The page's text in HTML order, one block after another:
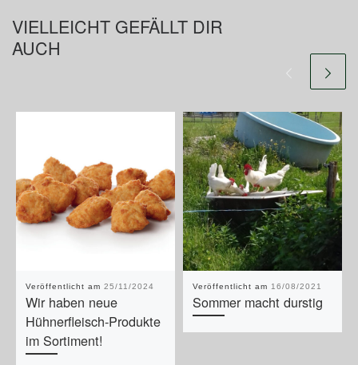
VIELLEICHT GEFÄLLT DIR
AUCH
Veröffentlicht am 25/11/2024
Wir haben neue
Hühnerfleisch-Produkte
im Sortiment!
Veröffentlicht am 16/08/2021
Sommer macht durstig